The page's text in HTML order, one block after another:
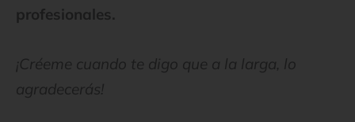
profesionales.
¡Créeme cuando te digo que a la larga, lo
agradecerás!